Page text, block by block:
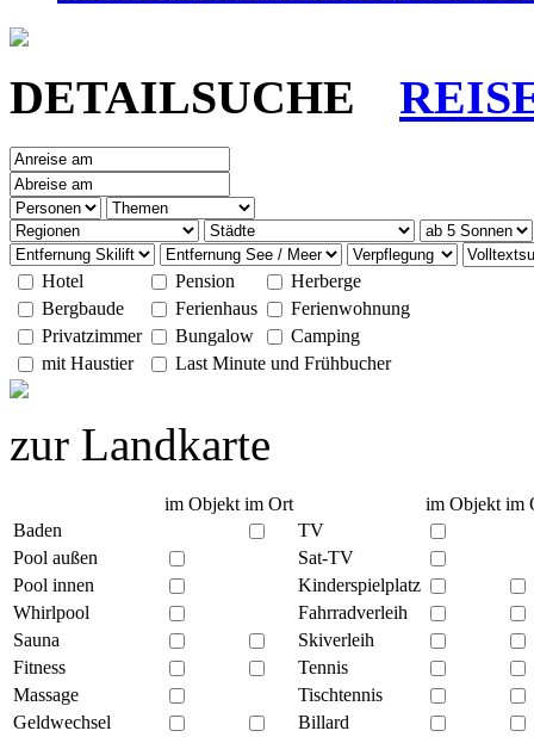
DETAILSUCHE
Hotel Pension
Herberge
Bergbaude
Ferienhaus
Ferienwohnung
Privatzimmer
Bungalow
Camping
mit Haustier
Last Minute und Frühbucher
zur Landkarte
im Objekt im Ort im Objekt im
Baden
TV
Pool außen
Sat-TV
Pool innen
Kinderspielplatz
Whirlpool
Fahrradverleih
Sauna
Skiverleih
Fitness
Tennis
Massage
Tischtennis
Geldwechsel
Billard